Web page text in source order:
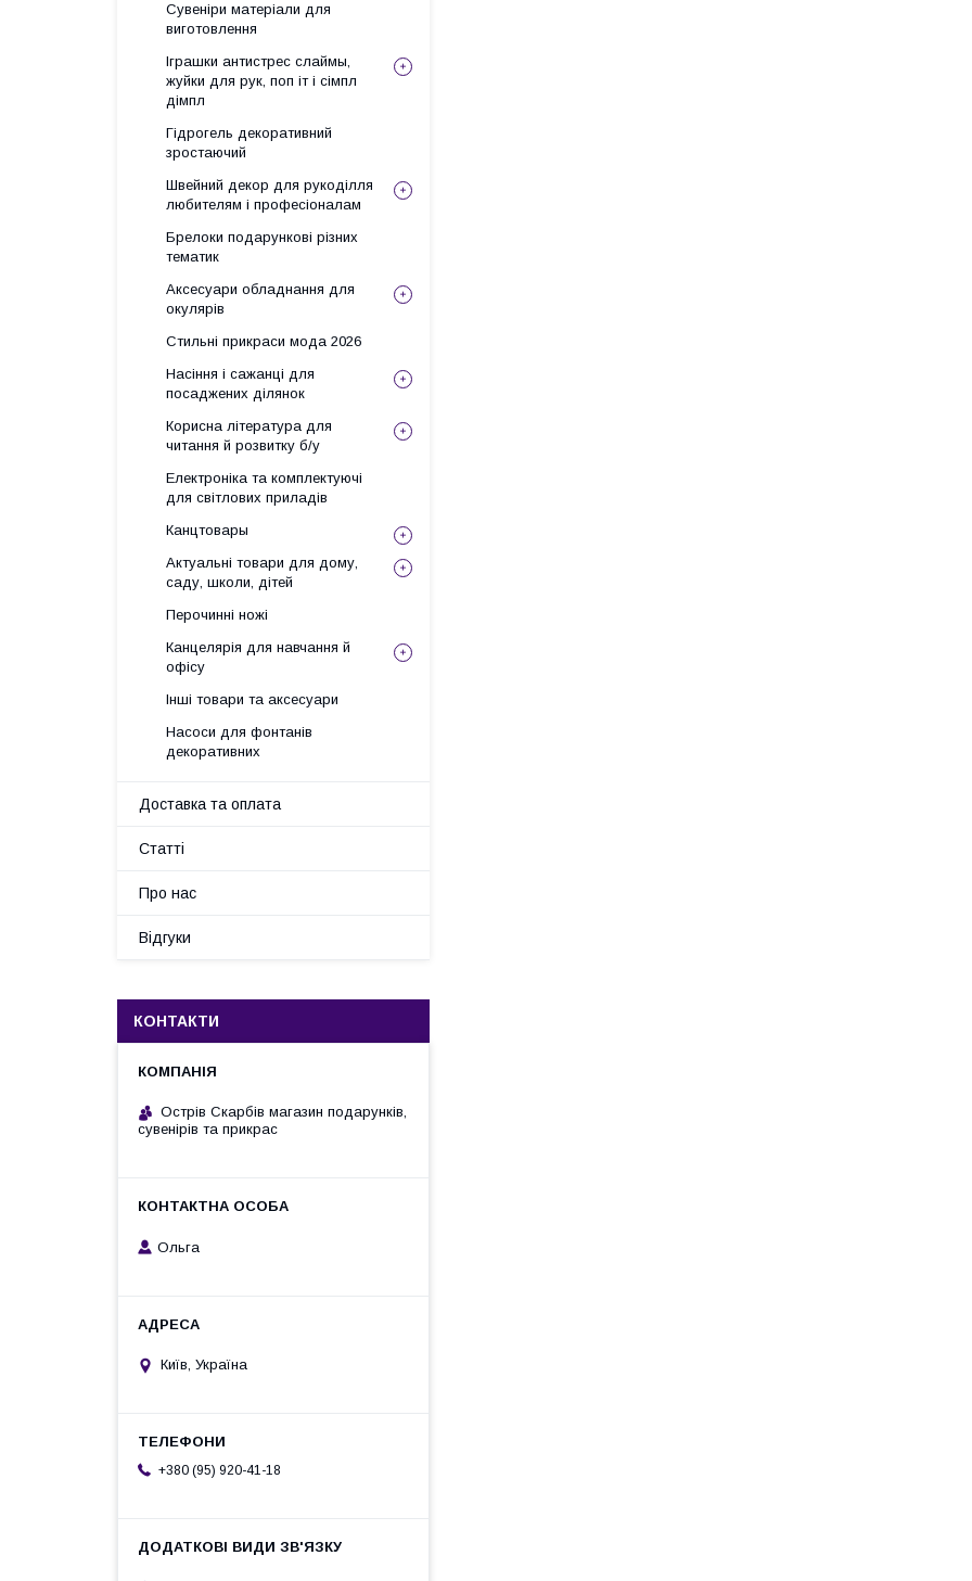
Сувеніри матеріали для
виготовлення
Іграшки антистрес слаймы,
жуйки для рук, поп іт і сімпл
дімпл
Гідрогель декоративний
зростаючий
Швейний декор для рукоділля
любителям і професіоналам
Брелоки подарункові різних
тематик
Аксесуари обладнання для
окулярів
Стильні прикраси мода 2026
Насіння і сажанці для
посаджених ділянок
Корисна література для
читання й розвитку б/у
Електроніка та комплектуючі
для світлових приладів
Канцтовары
Актуальні товари для дому,
саду, школи, дітей
Перочинні ножі
Канцелярія для навчання й
офісу
Інші товари та аксесуари
Насоси для фонтанів
декоративних
Доставка та оплата
Статті
Про нас
Відгуки
КОНТАКТИ
Острів Скарбів магазин подарунків,
сувенірів та прикрас
Ольга
Київ, Україна
+380 (95) 920-41-18